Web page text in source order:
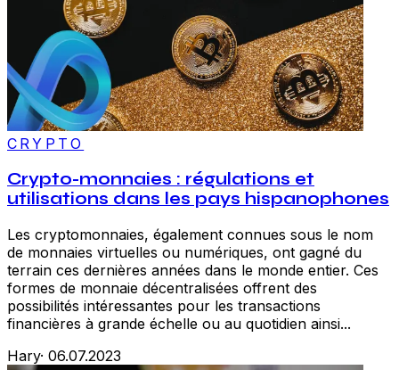
CRYPTO
Crypto-monnaies : régulations et
utilisations dans les pays hispanophones
Les cryptomonnaies, également connues sous le nom
de monnaies virtuelles ou numériques, ont gagné du
terrain ces dernières années dans le monde entier. Ces
formes de monnaie décentralisées offrent des
possibilités intéressantes pour les transactions
financières à grande échelle ou au quotidien ainsi...
Hary· 06.07.2023